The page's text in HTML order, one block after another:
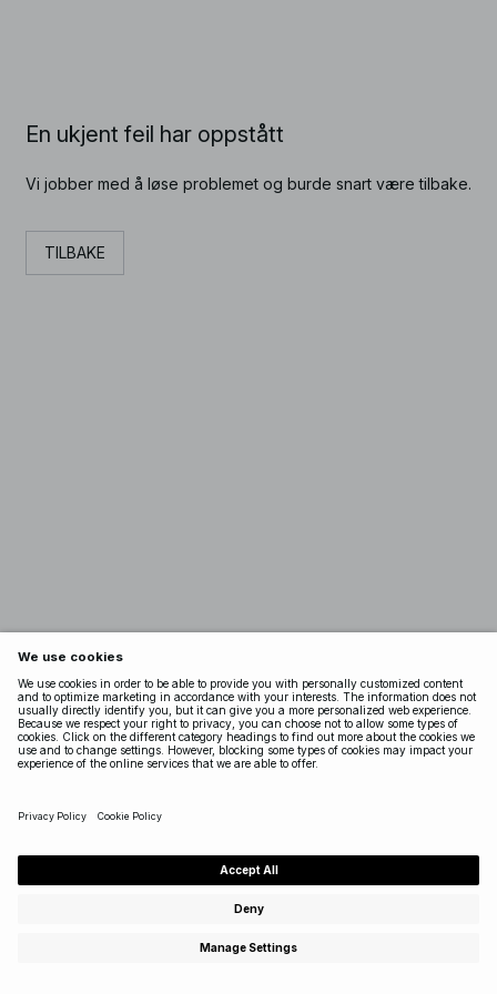
En ukjent feil har oppstått
Vi jobber med å løse problemet og burde snart være tilbake.
TILBAKE